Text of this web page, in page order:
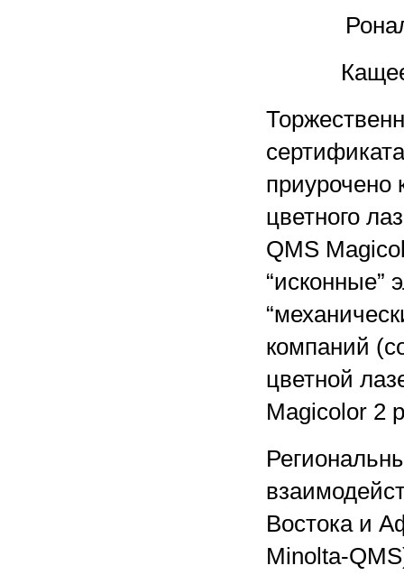
приурочено
цветного
QMS
“исконные”
компаний
цветной
Magicolor 2
Востока и
Minolta-